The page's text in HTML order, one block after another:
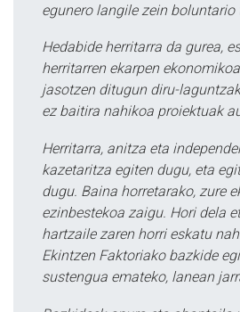
egunero langile zein boluntario
Hedabide herritarra da gurea,
herritarren ekarpen
jasotzen ditugun diru-
ez baitira nahikoa proiektuak
Herritarra, anitza eta
kazetaritza egiten dugu, eta
dugu. Baina horretarako, zure
ezinbestekoa zaigu. Hori dela
hartzaile zaren horri eskatu
Ekintzen Faktoriako bazkide
sustengua emateko, lanean